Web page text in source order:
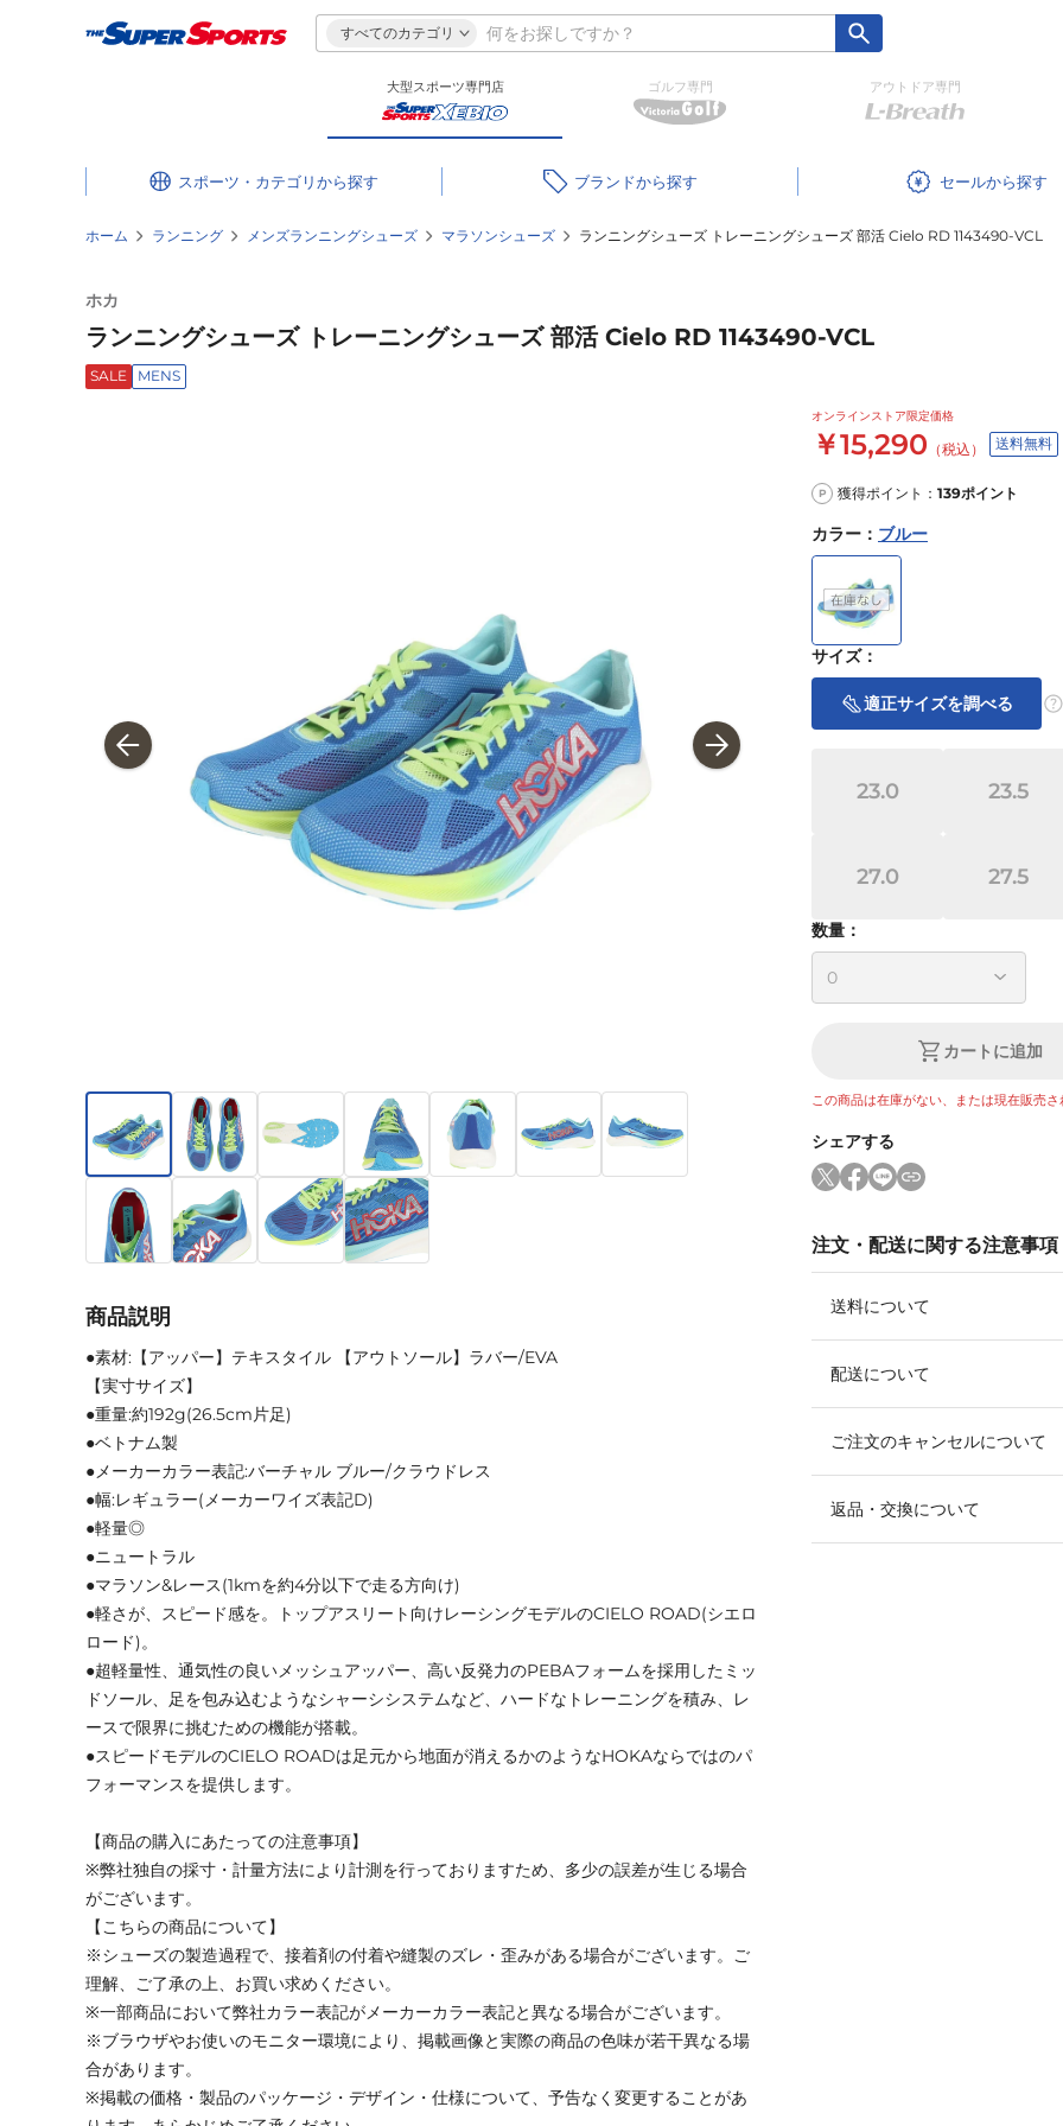
すべてのカテゴリ
大型スポーツ専門店 ゴルフ専門 アウトドア専門
スポーツ・カテゴリ ブランド セール
ホーム ランニング メンズランニングシューズ マラソンシューズ ランニングシューズ トレーニングシューズ 部活 Cielo RD 1143490-VCL
ホカ
ランニングシューズ トレーニングシューズ 部活 Cielo RD 1143490-VCL
SALE MENS
オンラインストア限定価格
￥15,290 （税込） 送料無料
P 獲得ポイント： 139ポイント
カラー ： ブルー
サイズ：
適正サイズを調べる
23.0 23.5
27.0 27.5
数量：
カートに追加
この商品は在庫がない、または現在販売さ
シェアする
注文・配送に関する注意事項
送料について
配送について
ご注文のキャンセルについて
返品・交換について
商品説明
●素材:【アッパー】テキスタイル 【アウトソール】ラバー/EVA
【実寸サイズ】
●重量:約192g(26.5cm片足)
●ベトナム製
●メーカーカラー表記:バーチャル ブルー/クラウドレス
●幅:レギュラー(メーカーワイズ表記D)
●軽量◎
●ニュートラル
●マラソン&レース(1kmを約4分以下で走る方向け)
●軽さが、スピード感を。トップアスリート向けレーシングモデルのCIELO ROAD(シエロ
ロード)。
●超軽量性、通気性の良いメッシュアッパー、高い反発力のPEBAフォームを採用したミッ
ドソール、足を包み込むようなシャーシシステムなど、ハードなトレーニングを積み、レ
ースで限界に挑むための機能が搭載。
●スピードモデルのCIELO ROADは足元から地面が消えるかのようなHOKAならではのパ
フォーマンスを提供します。
【商品の購入にあたっての注意事項】
※弊社独自の採寸・計量方法により計測を行っておりますため、多少の誤差が生じる場合
がございます。
【こちらの商品について】
※シューズの製造過程で、接着剤の付着や縫製のズレ・歪みがある場合がございます。ご
理解、ご了承の上、お買い求めください。
※一部商品において弊社カラー表記がメーカーカラー表記と異なる場合がございます。
※ブラウザやお使いのモニター環境により、掲載画像と実際の商品の色味が若干異なる場
合があります。
※掲載の価格・製品のパッケージ・デザイン・仕様について、予告なく変更することがあ